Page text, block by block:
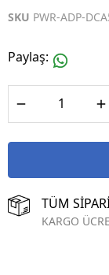
SKU PWR-ADP-
Paylaş:
TÜM
KARGO